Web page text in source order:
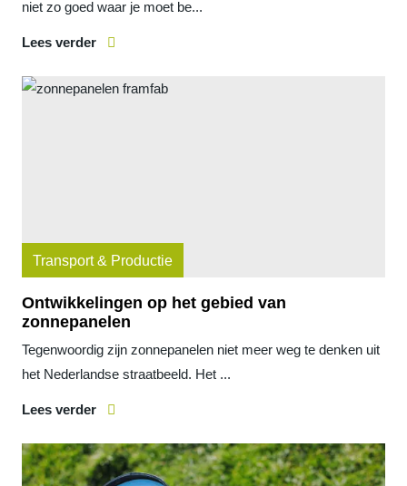
niet zo goed waar je moet be...
Lees verder
Transport & Productie
Ontwikkelingen op het gebied van
zonnepanelen
Tegenwoordig zijn zonnepanelen niet meer weg te denken uit
het Nederlandse straatbeeld. Het ...
Lees verder